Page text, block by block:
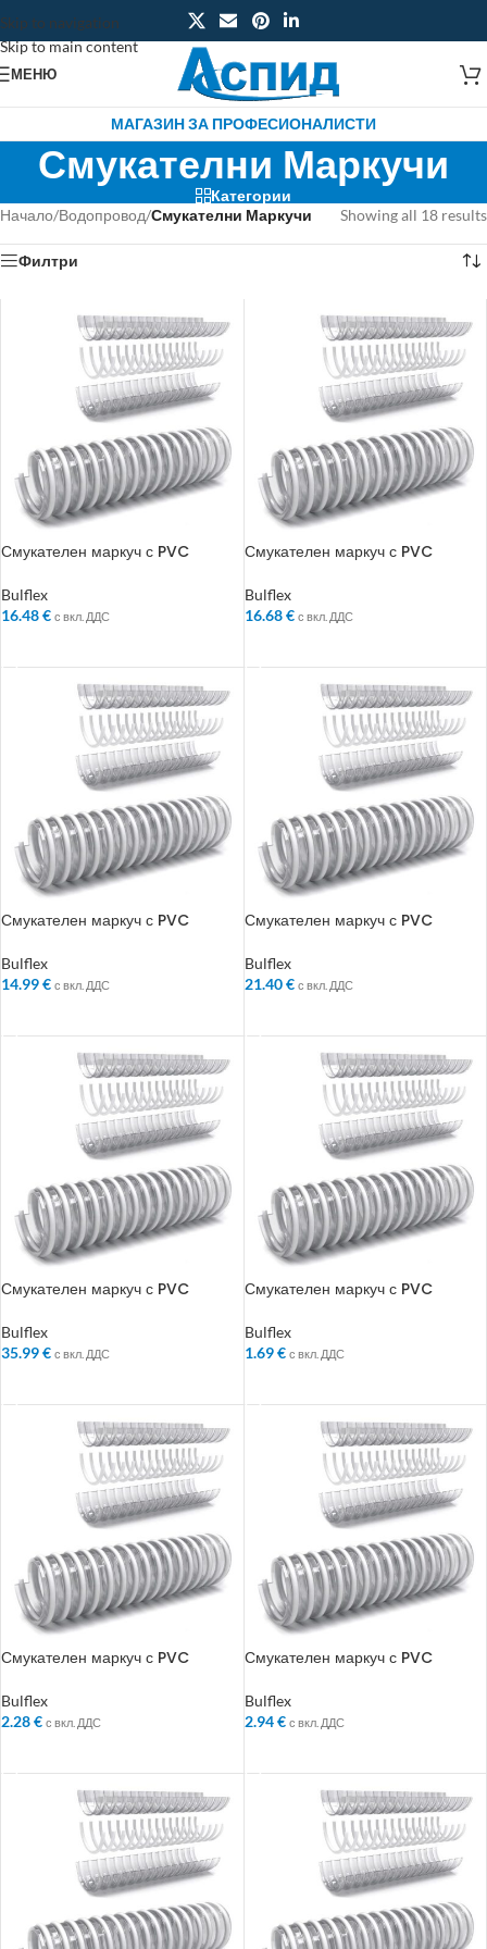
Skip to navigation
Skip to main content
МЕНЮ
МАГАЗИН ЗА ПРОФЕСИОНАЛИСТИ
Смукателни Маркучи
Категории
Начало/Водопровод/Смукателни Маркучи Showing all 18 results
Филтри
Смукателен маркуч с PVC
110 мм
Bulflex
16.48€ с вкл. ДДС
Смукателен маркуч с PVC
Bulflex
16.68€ с вкл. ДДС
Смукателен маркуч с PVC
Bulflex
14.99€ с вкл. ДДС
Смукателен маркуч с PVC
Bulflex
21.40€ с вкл. ДДС
Смукателен маркуч с PVC
Bulflex
35.99€ с вкл. ДДС
Смукателен маркуч с PVC
Bulflex
1.69€ с вкл. ДДС
Смукателен маркуч с PVC
Bulflex
2.28€ с вкл. ДДС
Смукателен маркуч с PVC
Bulflex
2.94€ с вкл. ДДС